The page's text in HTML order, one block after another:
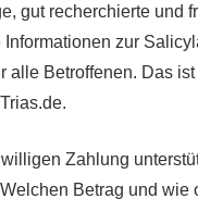
gut recherchierte und
zur
alle Betroffenen. Das ist
Zahlung
Betrag und wie